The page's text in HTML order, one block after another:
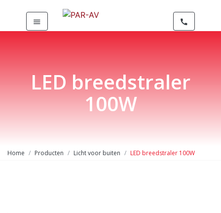
menu call
LED breedstraler
100W
Home Producten Licht voor buiten LED breedstraler 100W